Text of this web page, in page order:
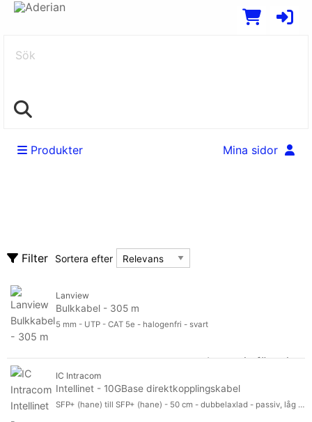
Produkter Mina sidor
Adaptrar & könsbytare
Tillverkare
Tillverkare
Lanview
Black Box
Cisco 217
Visa fler
Kategori
Kategori
CAT 6
395
Filter Sortera efter
Sortera efter
Lanview
Bulkkabel - 305 m
5 mm - UTP - CAT 5e - halogenfri - svart
Logga in för pris
IC Intracom
Intellinet - 10GBase direktkopplingskabel
SFP+ (hane) till SFP+ (hane) - 50 cm - dubbelaxlad - passiv, låg latens, 10 Gigabit Ethernet, upp till 10 Gbps dataöverföringshastighet - svart